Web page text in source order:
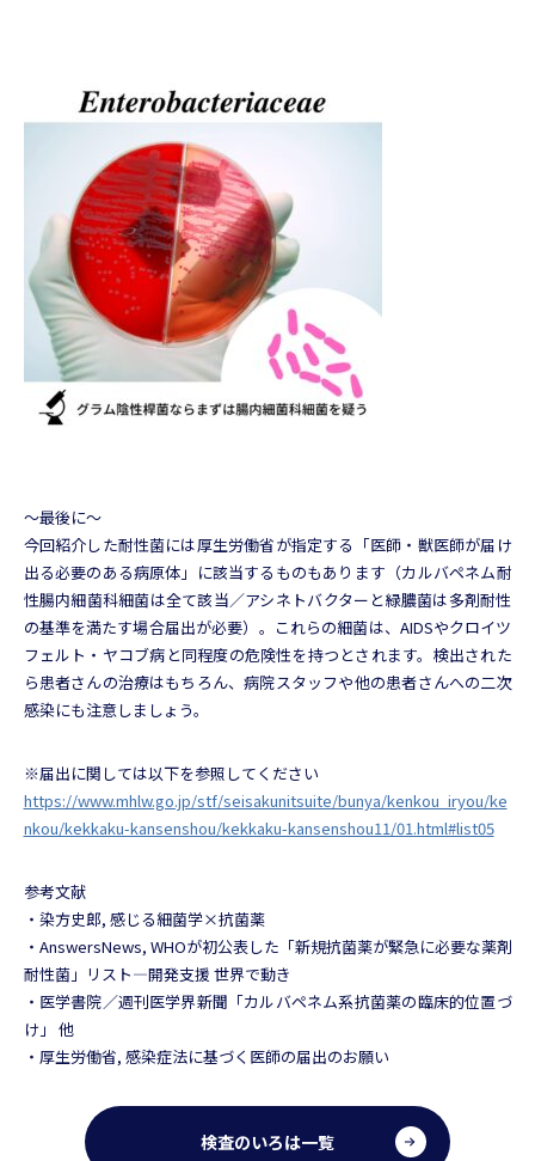
〜最後に〜
今回紹介した耐性菌には厚生労働省が指定する「医師・獣医師が届け
出る必要のある病原体」に該当するものもあります（カルバペネム耐
性腸内細菌科細菌は全て該当／アシネトバクターと緑膿菌は多剤耐性
の基準を満たす場合届出が必要）。これらの細菌は、AIDSやクロイツ
フェルト・ヤコブ病と同程度の危険性を持つとされます。検出された
ら患者さんの治療はもちろん、病院スタッフや他の患者さんへの二次
感染にも注意しましょう。
※届出に関しては以下を参照してください
https://www.mhlw.go.jp/stf/seisakunitsuite/bunya/kenkou_iryou/ke
nkou/kekkaku-kansenshou/kekkaku-kansenshou11/01.html#list05
参考文献
・染方史郎, 感じる細菌学×抗菌薬
・AnswersNews, WHOが初公表した「新規抗菌薬が緊急に必要な薬剤
耐性菌」リスト―開発支援 世界で動き
・医学書院／週刊医学界新聞「カルバペネム系抗菌薬の臨床的位置づ
け​​」 他
・厚生労働省, 感染症法に基づく医師の届出のお願い
検査のいろは一覧